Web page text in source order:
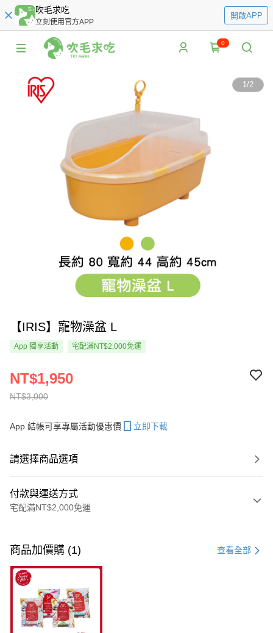
吹毛求吃
立刻使用官方APP
開啟APP
0
1/2
【IRIS】寵物澡盆 L
App 獨享活動 宅配滿NT$2,000免運
NT$3,000
NT$1,950
App 結帳可享專屬活動優惠價 立即下載
請選擇商品選項
付款與運送方式
宅配滿NT$2,000免運
信用卡一次付款
LINE Pay
Apple Pay
街口支付
商品加價購 (1) 查看全部